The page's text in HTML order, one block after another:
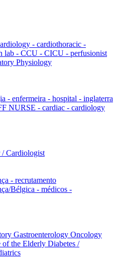
- cardiothoracic -
lab - CCU - CICU - perfusionist
Physiology
- enfermeira - hospital - inglaterra
NURSE - cardiac - cardiology
Cardiologist
- recrutamento
Bélgica - médicos -
Gastroenterology Oncology
of the Elderly Diabetes /